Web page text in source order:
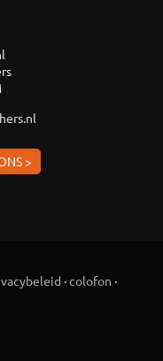
>
·colofon ·